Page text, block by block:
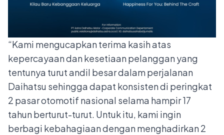
“Kami mengucapkan terima kasih atas
kepercayaan dan kesetiaan pelanggan yang
tentunya turut andil besar dalam perjalanan
Daihatsu sehingga dapat konsisten di peringkat
2 pasar otomotif nasional selama hampir 17
tahun berturut-turut. Untuk itu, kami ingin
berbagi kebahagiaan dengan menghadirkan 2